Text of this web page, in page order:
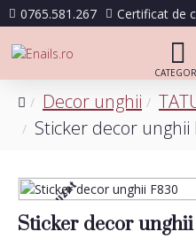
0765.581.267 Certificat de
Decor unghii
Sticker decor unghii
Stoc epuizat
Sticker decor